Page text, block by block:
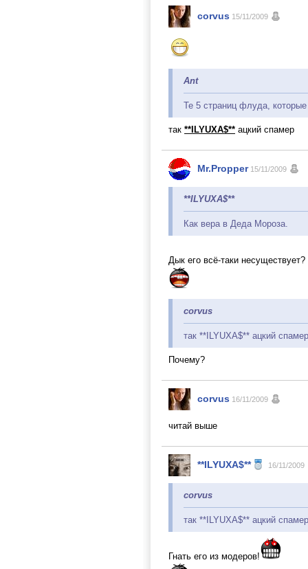
corvus 15/11/2009
Ant
Те 5 страниц флуда,
так **ILYUXA$** ацкий спамер
Mr.Propper 15/11/2009
**ILYUXA$**
Как вера в Деда Мороза.
Дык его всё-таки несуществует?
corvus
так **ILYUXA$** ацкий спамер
Почему?
corvus 16/11/2009
читай выше
**ILYUXA$** 16/11/2009
corvus
так **ILYUXA$** ацкий спамер
Гнать его из модеров!